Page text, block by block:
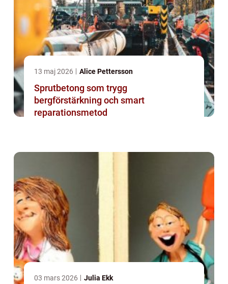
13 maj 2026 Alice Pettersson
Sprutbetong som trygg
bergförstärkning och smart
reparationsmetod
03 mars 2026 Julia Ekk